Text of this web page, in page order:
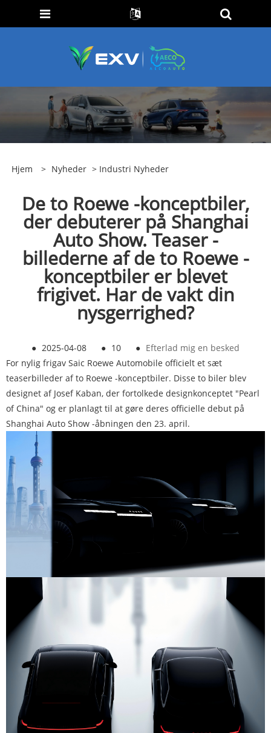
Hjem > Nyheder > Industri Nyheder
De to Roewe -konceptbiler,
der debuterer på Shanghai
Auto Show. Teaser -
billederne af de to Roewe -
konceptbiler er blevet
frigivet. Har de vakt din
nysgerrighed?
● 2025-04-08 ● 10 ● Efterlad mig en besked
For nylig frigav Saic Roewe Automobile officielt et sæt
teaserbilleder af to Roewe -konceptbiler. Disse to biler blev
designet af Josef Kaban, der fortolkede designkonceptet "Pearl
of China" og er planlagt til at gøre deres officielle debut på
Shanghai Auto Show -åbningen den 23. april.